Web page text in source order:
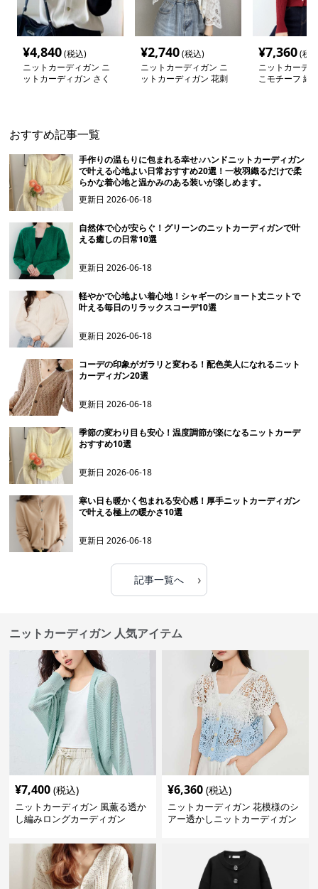
¥4,840(税込)
ニットカーディガン ニ
ットカーディガン さく
¥2,740(税込)
ニットカーディガン ニ
ットカーディガン 花刺
¥7,360(税
ニットカーデ
こモチーフ 縄
おすすめ記事一覧
手作りの温もりに包まれる幸せ♪ハンドニットカーディガン
で叶える心地よい日常おすすめ20選！一枚羽織るだけで柔
らかな着心地と温かみのある装いが楽しめます。
更新日2026-06-18
自然体で心が安らぐ！グリーンのニットカーディガンで叶
える癒しの日常10選
更新日2026-06-18
軽やかで心地よい着心地！シャギーのショート丈ニットで
叶える毎日のリラックスコーデ10選
更新日2026-06-18
コーデの印象がガラリと変わる！配色美人になれるニット
カーディガン20選
更新日2026-06-18
季節の変わり目も安心！温度調節が楽になるニットカーデ
おすすめ10選
更新日2026-06-18
寒い日も暖かく包まれる安心感！厚手ニットカーディガン
で叶える極上の暖かさ10選
更新日2026-06-18
記事一覧へ ›
ニットカーディガン 人気アイテム
¥7,400 (税込)
ニットカーディガン 風薫る透か
し編みロングカーディガン
¥6,360 (税込)
ニットカーディガン 花模様のシ
アー透かしニットカーディガン